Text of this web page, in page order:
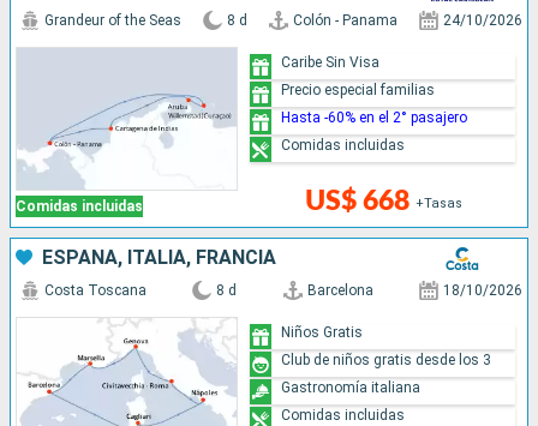
Comidas incluidas
Grandeur of the Seas 8 d Colón - Panama 24/10/2026
US$ 668 +Tasas
Caribe Sin Visa
Precio especial familias
Hasta -60% en el 2° pasajero
Comidas incluidas
ESPAÑA, ITALIA, FRANCIA
Costa Toscana 8 d Barcelona 18/10/2026
Niños Gratis
Club de niños gratis desde los 3
Gastronomía italiana
Comidas incluidas